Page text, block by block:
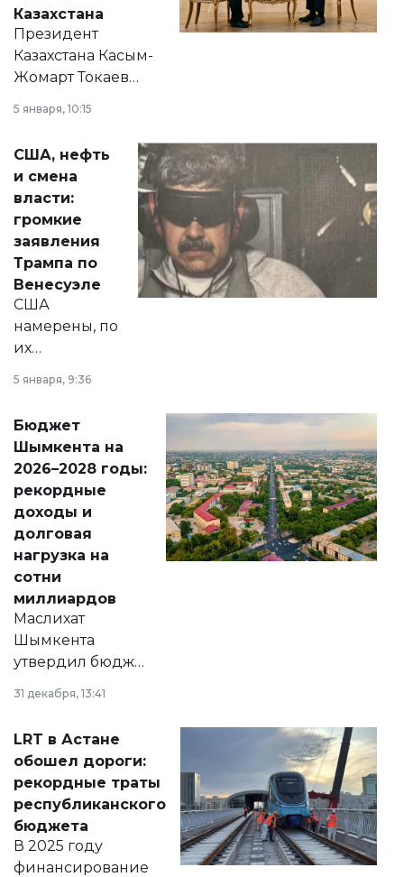
Казахстана
Президент
Казахстана Касым-
Жомарт Токаев
сразу несколько
актуальных тем —
от слухов о
политических
реформах до
вопросов армии,
экономики и
личного здоровья.
5 января, 10:15
США, нефть
и смена
власти:
громкие
заявления
Трампа по
Венесуэле
США
намерены, по
их
принести
народу
Венесуэлы.
5 января, 9:36
Бюджет
Шымкента на
2026–2028 годы:
рекордные
доходы и
долговая
нагрузка на
сотни
миллиардов
Маслихат
Шымкента
утвердил бюджет
города на 2026–
2028 годы.
документ
появился в базе
нормативных
правовых актов и
на сайте маслихат
города.
31 декабря, 13:41
LRT в Астане
обошел дороги:
рекордные траты
республиканского
бюджета
В 2025 году
финансирование